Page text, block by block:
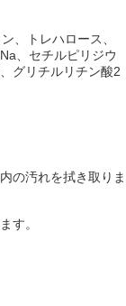
、トレハロース、
、セチルピリジウ
グリチルリチン酸2
の汚れを拭き取りま
す。